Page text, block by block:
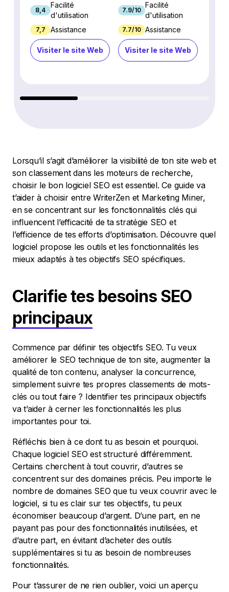
8,4
Facilité
d'utilisation
7,7 Assistance
Visiter le site Web
7.9/10
Facilité
d'utilisation
7.7/10 Assistance
Visiter le site Web
Lorsqu’il s’agit d’améliorer la visibilité de ton site web et
son classement dans les moteurs de recherche,
choisir le bon logiciel SEO est essentiel. Ce guide va
t’aider à choisir entre WriterZen et Marketing Miner,
en se concentrant sur les fonctionnalités clés qui
influencent l’efficacité de ta stratégie SEO et
l’efficience de tes efforts d’optimisation. Découvre quel
logiciel propose les outils et les fonctionnalités les
mieux adaptés à tes objectifs SEO spécifiques.
Clarifie tes besoins SEO
principaux
Commence par définir tes objectifs SEO. Tu veux
améliorer le SEO technique de ton site, augmenter la
qualité de ton contenu, analyser la concurrence,
simplement suivre tes propres classements de mots-
clés ou tout faire ? Identifier tes principaux objectifs
va t’aider à cerner les fonctionnalités les plus
importantes pour toi.
Réfléchis bien à ce dont tu as besoin et pourquoi.
Chaque logiciel SEO est structuré différemment.
Certains cherchent à tout couvrir, d’autres se
concentrent sur des domaines précis. Peu importe le
nombre de domaines SEO que tu veux couvrir avec le
logiciel, si tu es clair sur tes objectifs, tu peux
économiser beaucoup d’argent. D’une part, en ne
payant pas pour des fonctionnalités inutilisées, et
d’autre part, en évitant d’acheter des outils
supplémentaires si tu as besoin de nombreuses
fonctionnalités.
Pour t’assurer de ne rien oublier, voici un aperçu